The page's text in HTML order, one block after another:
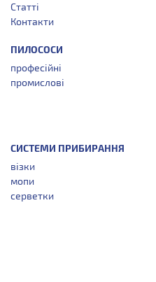
Статті
Контакти
ПИЛОСОСИ
професійні
промислові
СИСТЕМИ ПРИБИРАННЯ
візки
мопи
серветки